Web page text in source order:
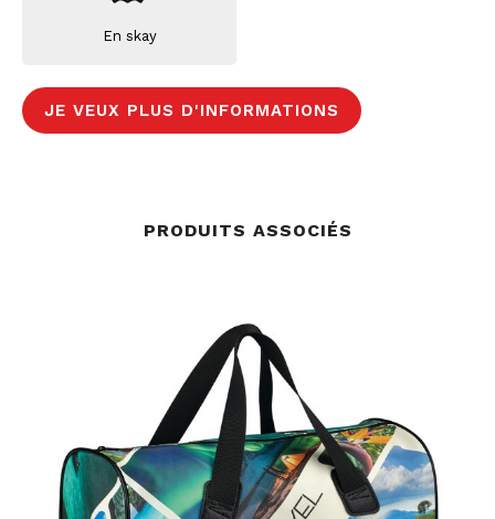
En skay
JE VEUX PLUS D'INFORMATIONS
PRODUITS ASSOCIÉS